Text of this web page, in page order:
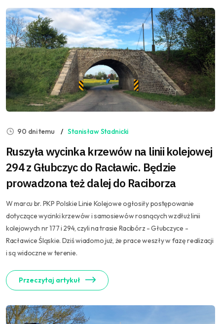
90 dni temu Stanisław Stadnicki
Ruszyła wycinka krzewów na linii kolejowej
294 z Głubczyc do Racławic. Będzie
prowadzona też dalej do Raciborza
W marcu br. PKP Polskie Linie Kolejowe ogłosiły postępowanie
dotyczące wycinki krzewów i samosiewów rosnących wzdłuż linii
kolejowych nr 177 i 294, czyli na trasie Racibórz - Głubczyce -
Racławice Śląskie. Dziś wiadomo już, że prace weszły w fazę realizacji
i są widoczne w terenie.
Przeczytaj artykuł